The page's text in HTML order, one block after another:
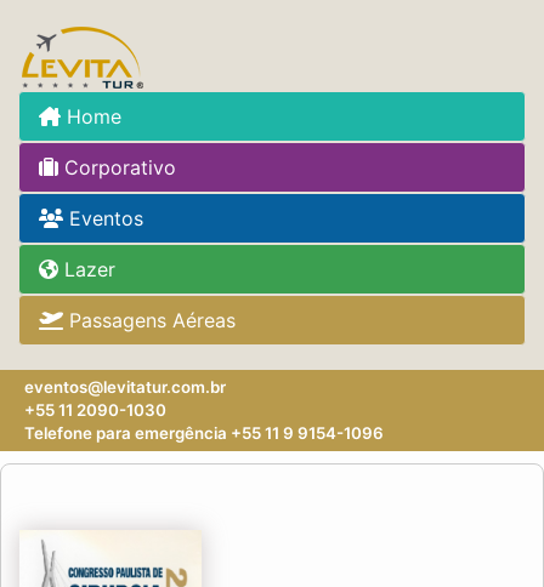
Home
Corporativo
Eventos
Lazer
Passagens Aéreas
eventos@levitatur.com.br
+55 11 2090-1030
Telefone para emergência +55 11 9 9154-1096‬